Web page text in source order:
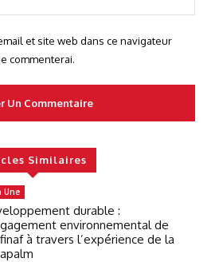
:
et site web dans ce navigateur
commenterai.
Similaires
Une
durable :
environnemental de
à travers l’expérience de la